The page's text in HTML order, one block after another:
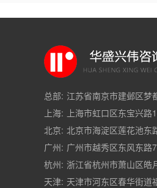
总部: 江苏省南京市建邺区梦
上海: 上海市虹口区东宝兴
北京: 北京市海淀区莲花池东
广州: 广州市越秀区东风东路
杭州: 浙江省杭州市萧山区皓
天津: 天津市河东区春华街道